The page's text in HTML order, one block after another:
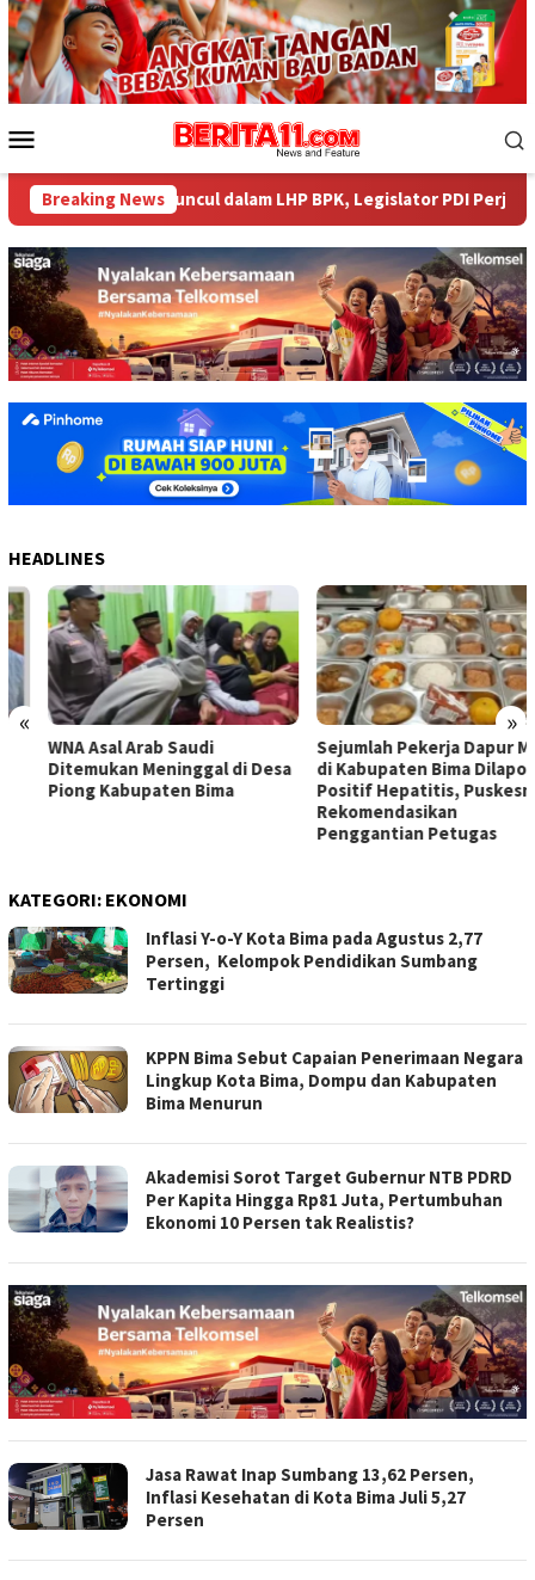
Loncat
ke
konten
Mobile
Breaking News
tak Muncul dalam LHP BPK, Legislator PDI Perjuangan
HEADLINES
« »
WNA Asal Arab Saudi
Ditemukan Meninggal di Desa
Piong Kabupaten Bima
Sejumlah Pekerja Dapur MBG
di Kabupaten Bima Dilaporkan
Positif Hepatitis, Puskesmas
Rekomendasikan
Penggantian Petugas
KATEGORI: EKONOMI
Inflasi Y-o-Y Kota Bima pada Agustus 2,77
Persen, Kelompok Pendidikan Sumbang
Tertinggi
KPPN Bima Sebut Capaian Penerimaan Negara
Lingkup Kota Bima, Dompu dan Kabupaten
Bima Menurun
Akademisi Sorot Target Gubernur NTB PDRD
Per Kapita Hingga Rp81 Juta, Pertumbuhan
Ekonomi 10 Persen tak Realistis?
Jasa Rawat Inap Sumbang 13,62 Persen,
Inflasi Kesehatan di Kota Bima Juli 5,27
Persen